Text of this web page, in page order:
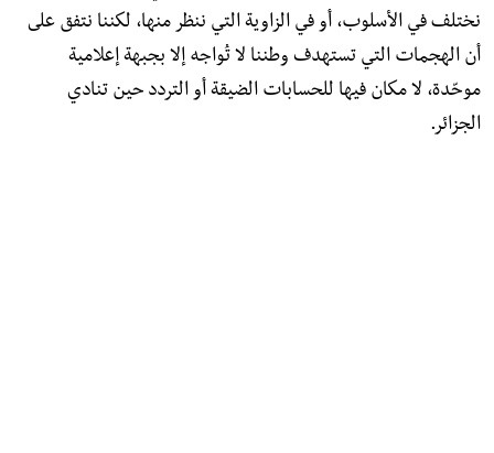
نختلف في الأسلوب، أو في الزاوية التي ننظر منها، لكننا نتفق على
أن الهجمات التي تستهدف وطننا لا تُواجه إلا بجبهة إعلامية
موحّدة، لا مكان فيها للحسابات الضيقة أو التردد حين تنادي
الجزائر.